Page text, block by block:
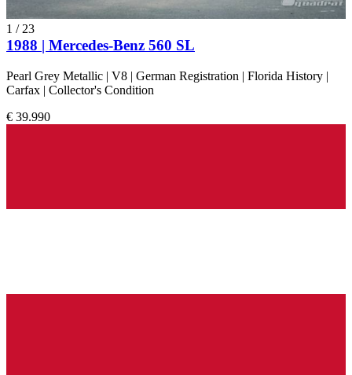
1 / 23
1988 | Mercedes-Benz 560 SL
Pearl Grey Metallic | V8 | German Registration | Florida History |
Carfax | Collector's Condition
€ 39.990